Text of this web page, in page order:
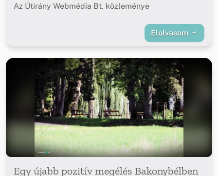
Az Útirány Webmédia Bt. közleménye
Elolvasom
Egy újabb pozitív megélés Bakonybélben